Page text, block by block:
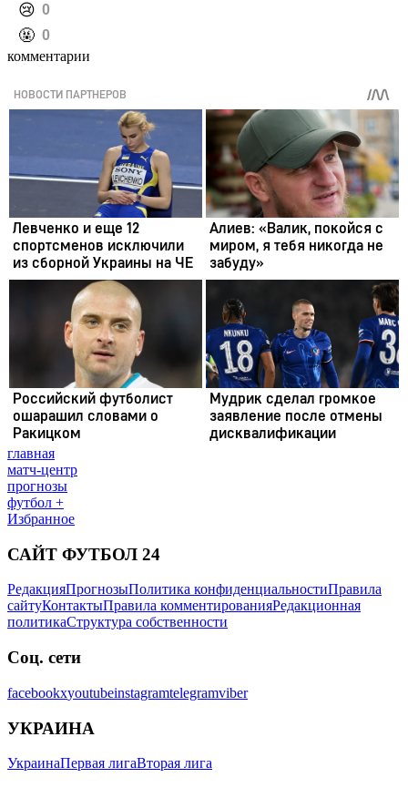
️😢 0
️🤬 0
комментарии
главная
матч-центр
прогнозы
футбол +
Избранное
САЙТ ФУТБОЛ 24
РедакцияПрогнозыПолитика конфиденциальностиПравила
сайтуКонтактыПравила комментированияРедакционная
политикаСтруктура собственности
Соц. сети
facebookxyoutubeinstagramtelegramviber
УКРАИНА
УкраинаПервая лигаВторая лига